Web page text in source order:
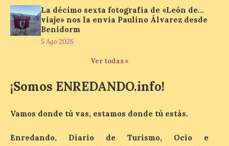
para observar el eclipse
solar del 12 de agosto de 2026 sin
obstáculos. El visor es una herramienta a
la […]
compromiso con La Vuelta
7 Ago 2026
La décimo sexta fotografía de «León de…
viaje» nos la envía Paulino Álvarez desde
Benidorm
5 Ago 2026
Ver todas »
¡Somos ENREDANDO.info!
Vamos donde tú vas, estamos donde tú estás.
Enredando, Diario de Turismo, Ocio e